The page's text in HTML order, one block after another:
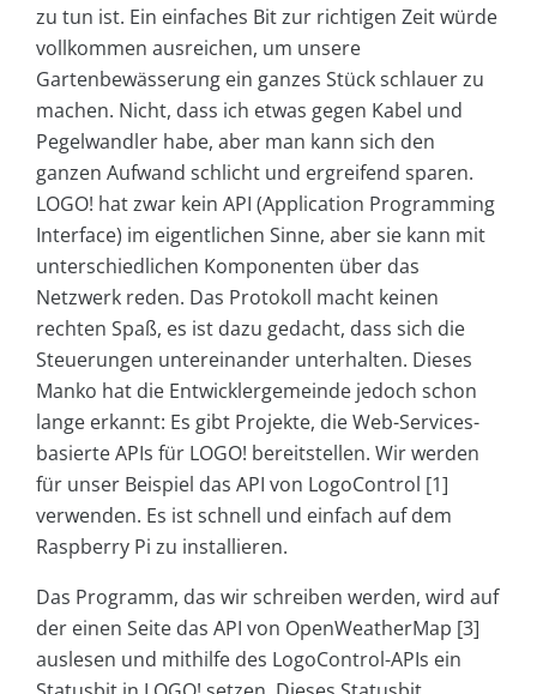
zu tun ist. Ein einfaches Bit zur richtigen Zeit würde
vollkommen ausreichen, um unsere
Gartenbewässerung ein ganzes Stück schlauer zu
machen. Nicht, dass ich etwas gegen Kabel und
Pegelwandler habe, aber man kann sich den
ganzen Aufwand schlicht und ergreifend sparen.
LOGO! hat zwar kein API (Application Programming
Interface) im eigentlichen Sinne, aber sie kann mit
unterschiedlichen Komponenten über das
Netzwerk reden. Das Protokoll macht keinen
rechten Spaß, es ist dazu gedacht, dass sich die
Steuerungen untereinander unterhalten. Dieses
Manko hat die Entwicklergemeinde jedoch schon
lange erkannt: Es gibt Projekte, die Web-Services-
basierte APIs für LOGO! bereitstellen. Wir werden
für unser Beispiel das API von LogoControl [1]
verwenden. Es ist schnell und einfach auf dem
Raspberry Pi zu installieren.
Das Programm, das wir schreiben werden, wird auf
der einen Seite das API von OpenWeatherMap [3]
auslesen und mithilfe des LogoControl-APIs ein